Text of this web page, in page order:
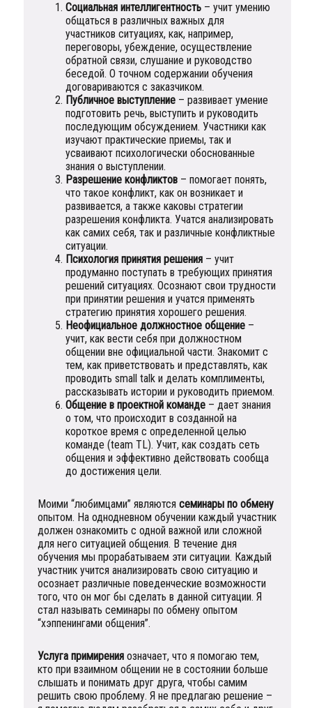
Социальная интеллигентность – учит умению
общаться в различных важных для
участников ситуациях, как, например,
переговоры, убеждение, осуществление
обратной связи, слушание и руководство
беседой. О точном содержании обучения
договариваются с заказчиком.
Публичное выступление – развивает умение
подготовить речь, выступить и руководить
последующим обсуждением. Участники как
изучают практические приемы, так и
усваивают психологически обоснованные
знания о выступлении.
Разрешение конфликтов – помогает понять,
что такое конфликт, как он возникает и
развивается, а также каковы стратегии
разрешения конфликта. Учатся анализировать
как самих себя, так и различные конфликтные
ситуации.
Психология принятия решения – учит
продуманно поступать в требующих принятия
решений ситуациях. Осознают свои трудности
при принятии решения и учатся применять
стратегию принятия хорошего решения.
Неофициальное должностное общение –
учит, как вести себя при должностном
общении вне официальной части. Знакомит с
тем, как приветствовать и представлять, как
проводить small talk и делать комплименты,
рассказывать истории и руководить приемом.
Общение в проектной команде – дает знания
о том, что происходит в созданной на
короткое время с определенной целью
команде (team TL). Учит, как создать сеть
общения и эффективно действовать сообща
до достижения цели.
Моими “любимцами” являютсясеминары по обмену
опытом. На однодневном обучении каждый участник
должен ознакомить с одной важной или сложной
для него ситуацией общения. В течение дня
обучения мы прорабатываем эти ситуации. Каждый
участник учится анализировать свою ситуацию и
осознает различные поведенческие возможности
того, что он мог бы сделать в данной ситуации. Я
стал называть семинары по обмену опытом
“хэппенингами общения”.
Услуга примирения означает, что я помогаю тем,
кто при взаимном общении не в состоянии больше
слышать и понимать друг друга, чтобы самим
решить свою проблему. Я не предлагаю решение –